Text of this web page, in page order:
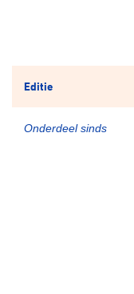
Editie
Onderdeel sinds